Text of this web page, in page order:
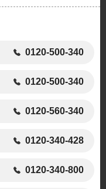
0120-500-340
0120-500-340
0120-560-340
0120-340-428
0120-340-800